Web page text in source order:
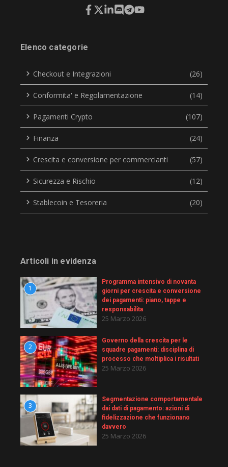
Elenco categorie
Checkout e Integrazioni (26)
Conformita' e Regolamentazione (14)
Pagamenti Crypto (107)
Finanza (24)
Crescita e conversione per commercianti (57)
Sicurezza e Rischio (12)
Stablecoin e Tesoreria (20)
Articoli in evidenza
1
Programma intensivo di novanta
giorni per crescita e conversione
dei pagamenti: piano, tappe e
responsabilita
25 Marzo 2026
2
Governo della crescita per le
squadre pagamenti: disciplina di
processo che moltiplica i risultati
25 Marzo 2026
3
Segmentazione comportamentale
dai dati di pagamento: azioni di
fidelizzazione che funzionano
davvero
25 Marzo 2026